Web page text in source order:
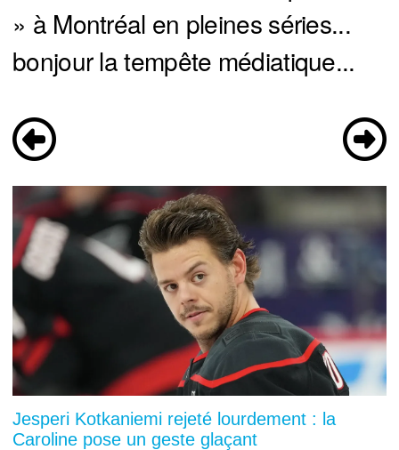
» à Montréal en pleines séries...
bonjour la tempête médiatique...
Jesperi Kotkaniemi rejeté lourdement : la
Caroline pose un geste glaçant